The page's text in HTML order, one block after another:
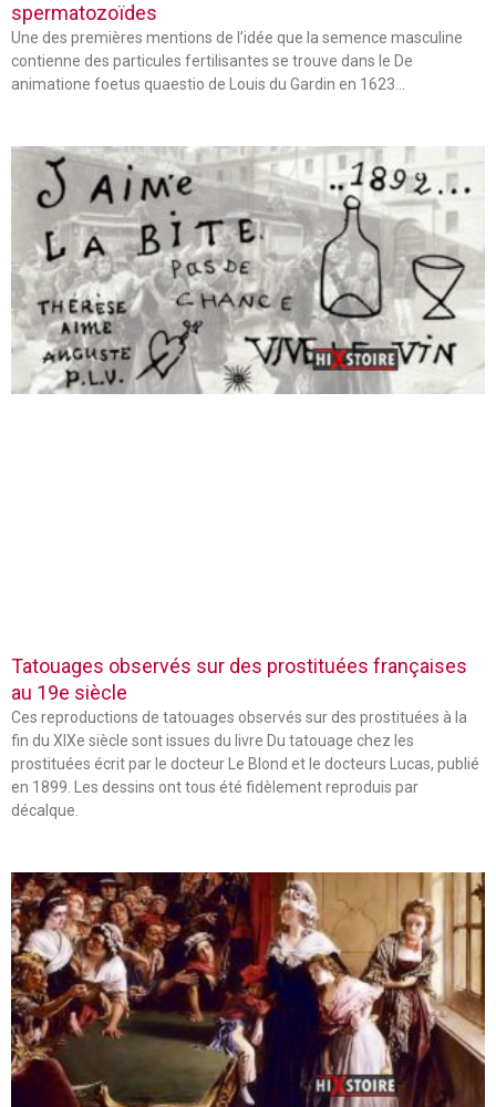
spermatozoïdes
Une des premières mentions de l’idée que la semence masculine
contienne des particules fertilisantes se trouve dans le De
animatione foetus quaestio de Louis du Gardin en 1623…
Tatouages observés sur des prostituées françaises
au 19e siècle
Ces reproductions de tatouages observés sur des prostituées à la
fin du XIXe siècle sont issues du livre Du tatouage chez les
prostituées écrit par le docteur Le Blond et le docteurs Lucas, publié
en 1899. Les dessins ont tous été fidèlement reproduis par
décalque.